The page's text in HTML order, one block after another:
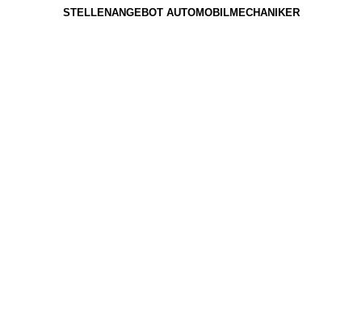
STELLENANGEBOT AUTOMOBILMECHANIKER